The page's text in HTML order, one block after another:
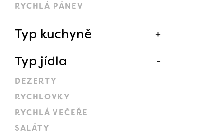
RYCHLÁ PÁNEV
Typ kuchyně
Typ jídla
DEZERTY
RYCHLOVKY
RYCHLÁ VEČEŘE
SALÁTY